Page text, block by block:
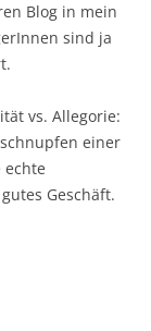
Blog in mein
sind ja
vs. Allegorie:
einer
echte
Geschäft.